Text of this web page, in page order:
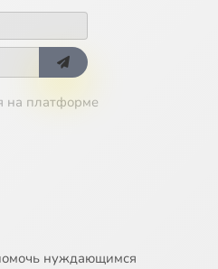
на платформе
нуждающимся